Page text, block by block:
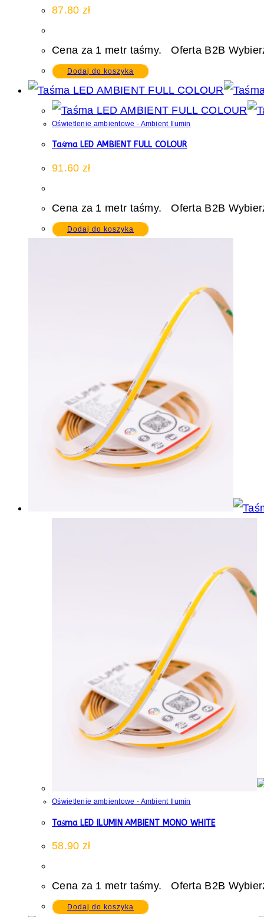
87.80 zł
Cena za 1 metr taśmy. Oferta B2B
Dodaj do koszyka
Oświetlenie ambientowe - Ambient Ilumin
Taśma LED AMBIENT FULL COLOUR
91.60 zł
Cena za 1 metr taśmy. Oferta B2B
Dodaj do koszyka
Oświetlenie ambientowe - Ambient Ilumin
Taśma LED ILUMIN AMBIENT MONO WHITE
58.90 zł
Cena za 1 metr taśmy. Oferta B2B
Dodaj do koszyka